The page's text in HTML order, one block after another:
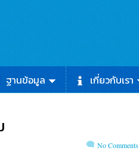
ฐานข้อมูล เกี่ยวกับเรา
No Comments